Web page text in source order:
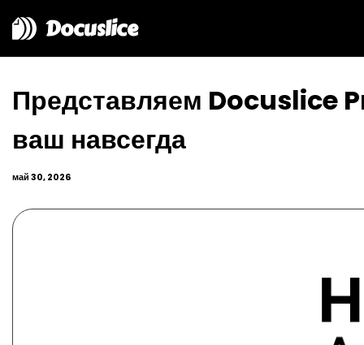
Docuslice
Представляем Docuslice
ваш навсегда
май 30, 2026